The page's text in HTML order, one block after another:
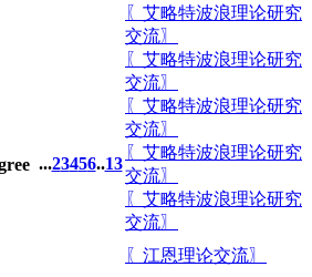
〖艾略特波浪理论研究
交流〗
〖艾略特波浪理论研究
交流〗
〖艾略特波浪理论研究
交流〗
...23456..13
〖艾略特波浪理论研究
交流〗
〖艾略特波浪理论研究
交流〗
〖江恩理论交流〗